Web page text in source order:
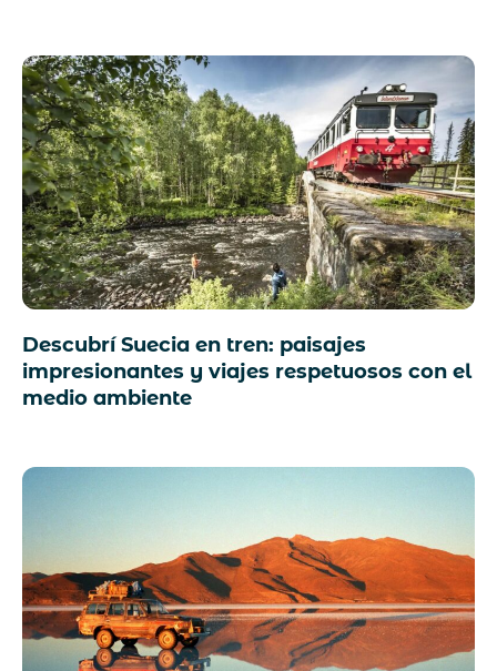
Descubrí Suecia en tren: paisajes
impresionantes y viajes respetuosos con el
medio ambiente